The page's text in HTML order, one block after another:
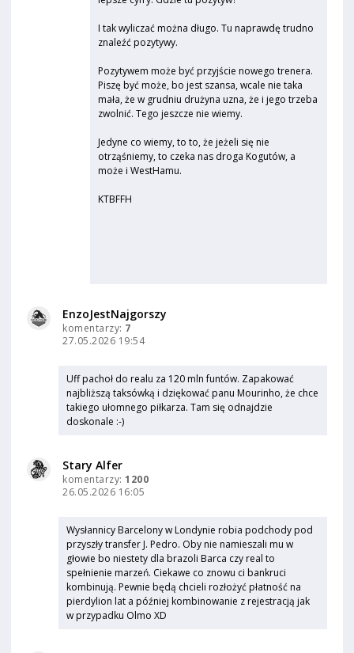
I tak wyliczać można długo. Tu naprawdę trudno
znaleźć pozytywy.
Pozytywem może być przyjście nowego trenera.
Piszę być może, bo jest szansa, wcale nie taka
mała, że w grudniu drużyna uzna, że i jego trzeba
zwolnić. Tego jeszcze nie wiemy.
Jedyne co wiemy, to to, że jeżeli się nie
otrząśniemy, to czeka nas droga Kogutów, a
może i WestHamu.
KTBFFH
EnzoJestNajgorszy
komentarzy: 7
27.05.2026 19:54
Uff pachoł do realu za 120 mln funtów. Zapakować
najbliższą taksówką i dziękować panu Mourinho, że chce
takiego ułomnego piłkarza. Tam się odnajdzie
doskonale :-)
Stary Alfer
komentarzy:1200
26.05.2026 16:05
Wysłannicy Barcelony w Londynie robia podchody pod
przyszły transfer J. Pedro. Oby nie namieszali mu w
głowie bo niestety dla brazoli Barca czy real to
spełnienie marzeń. Ciekawe co znowu ci bankruci
kombinują. Pewnie będą chcieli rozłożyć płatność na
pierdylion lat a później kombinowanie z rejestracją jak
w przypadku Olmo XD